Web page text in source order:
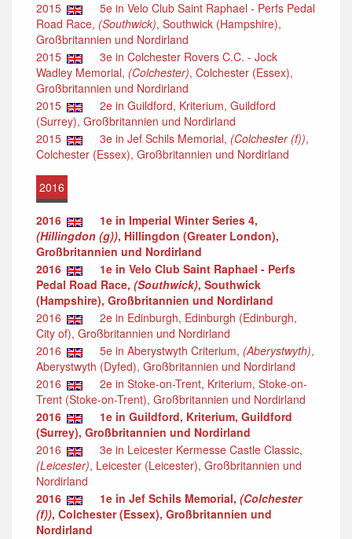
2015
5e in Velo Club Saint Raphael - Perfs Pedal
Road Race, (Southwick), Southwick (Hampshire),
Großbritannien und Nordirland
2015
3e in Colchester Rovers C.C. - Jock
Wadley Memorial, (Colchester), Colchester (Essex),
Großbritannien und Nordirland
2015
2e in Guildford, Kriterium, Guildford
(Surrey), Großbritannien und Nordirland
2015
3e in Jef Schils Memorial, (Colchester (f)),
Colchester (Essex), Großbritannien und Nordirland
2016
2016
1e in Imperial Winter Series 4,
(Hillingdon (g)), Hillingdon (Greater London),
Großbritannien und Nordirland
2016
1e in Velo Club Saint Raphael - Perfs
Pedal Road Race, (Southwick), Southwick
(Hampshire), Großbritannien und Nordirland
2016
2e in Edinburgh, Edinburgh (Edinburgh,
City of), Großbritannien und Nordirland
2016
5e in Aberystwyth Criterium, (Aberystwyth),
Aberystwyth (Dyfed), Großbritannien und Nordirland
2016
2e in Stoke-on-Trent, Kriterium, Stoke-on-
Trent (Stoke-on-Trent), Großbritannien und Nordirland
2016
1e in Guildford, Kriterium, Guildford
(Surrey), Großbritannien und Nordirland
2016
3e in Leicester Kermesse Castle Classic,
(Leicester), Leicester (Leicester), Großbritannien und
Nordirland
2016
1e in Jef Schils Memorial, (Colchester
(f)), Colchester (Essex), Großbritannien und
Nordirland